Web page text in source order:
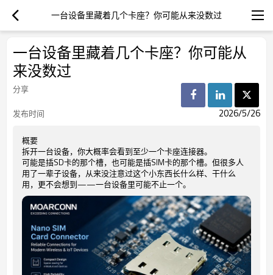
一台设备里藏着几个卡座？你可能从来没数过
一台设备里藏着几个卡座？你可能从
来没数过
分享
发布时间
2026/5/26
概要
拆开一台设备，你大概率会看到至少一个卡座连接器。
可能是插SD卡的那个槽，也可能是插SIM卡的那个槽。但很多人
用了一辈子设备，从来没注意过这个小东西长什么样、干什么
用，更不会想到——一台设备里可能不止一个。